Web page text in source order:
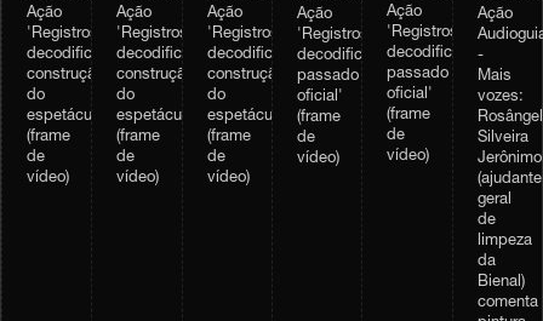
Ação
'Registros
decodificados:
construção
do
espetáculo'
(frame
de
vídeo)
Ação
'Registros
decodificados:
construção
do
espetáculo'
(frame
de
vídeo)
Ação
'Registros
decodificados:
construção
do
espetáculo'
(frame
de
vídeo)
Ação
'Registros
decodificados:
passado
oficial'
(frame
de
vídeo)
Ação
'Registros
decodificados:
passado
oficial'
(frame
de
vídeo)
Ação
-
Mais
vozes:
Silveira
Jerônimo
(ajudante
geral
de
limpeza
da
Bienal)
comenta